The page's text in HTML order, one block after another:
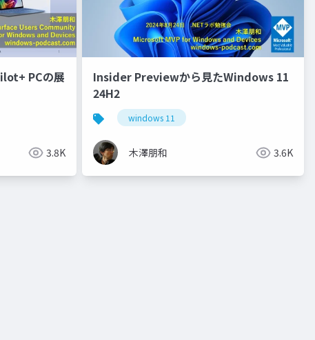
PCの展
3.8K
Insider Previewから見たWindows 11
24H2
windows 11
木澤朋和 3.6K